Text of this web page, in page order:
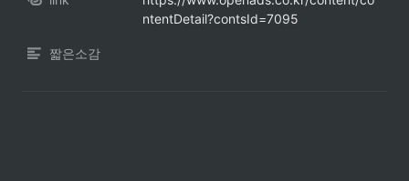
ntentDetail?contsId=7095
짧은소감